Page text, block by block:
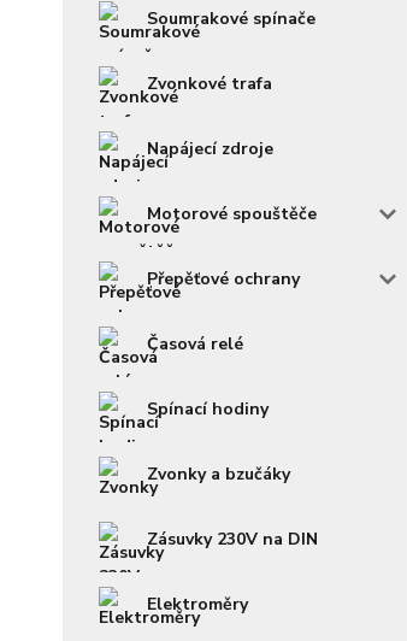
Soumrakové spínače
Zvonkové trafa
Napájecí zdroje
Motorové spouštěče
Přepěťové ochrany
Časová relé
Spínací hodiny
Zvonky a bzučáky
Zásuvky 230V na DIN
Elektroměry